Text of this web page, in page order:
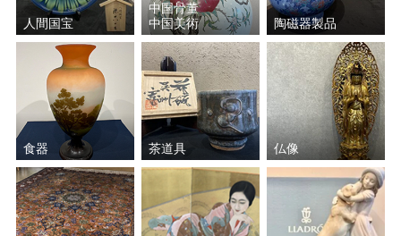
藤井 勉 田染 幸雄
和田 英作 平川 敏夫
鈴木 信太郎 五味 悌四郎
平賀 亀祐 秋野 不矩
Ｊ.トレンツ・リャド 山口 華楊
人間国宝
中国骨董
中国美術
陶磁器製品
食器 茶道具 仏像